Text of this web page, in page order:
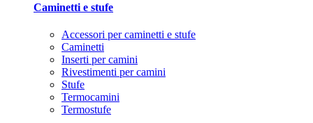
Caminetti e stufe
Accessori per caminetti e stufe
Caminetti
Inserti per camini
Rivestimenti per camini
Stufe
Termocamini
Termostufe